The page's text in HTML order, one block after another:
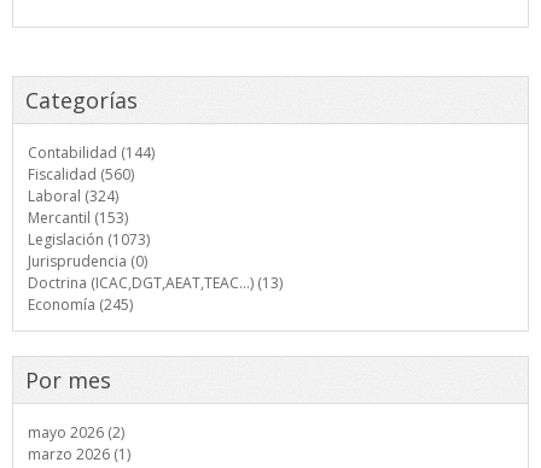
Categorías
Contabilidad (144)
Fiscalidad (560)
Laboral (324)
Mercantil (153)
Legislación (1073)
Jurisprudencia (0)
Doctrina (ICAC,DGT,AEAT,TEAC...) (13)
Economía (245)
Por mes
mayo 2026 (2)
marzo 2026 (1)